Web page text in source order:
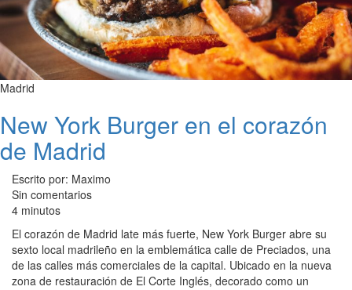
Madrid
New York Burger en el corazón
de Madrid
Escrito por: Maximo
Sin comentarios
4 minutos
El corazón de Madrid late más fuerte, New York Burger abre su
sexto local madrileño en la emblemática calle de Preciados, una
de las calles más comerciales de la capital. Ubicado en la nueva
zona de restauración de El Corte Inglés, decorado como un